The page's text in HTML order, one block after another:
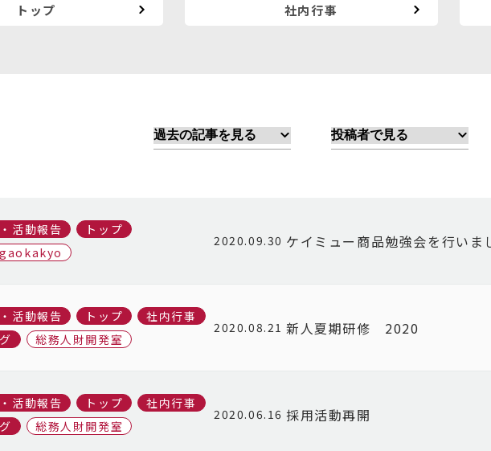
トップ 社内行事
活動報告
トップ
2020.09.30 ケイミュー商品勉強会を行いま
活動報告 トップ
社内行事
総務人財開発室
2020.08.21 新人夏期研修 2020
活動報告 トップ
社内行事
総務人財開発室
2020.06.16 採用活動再開